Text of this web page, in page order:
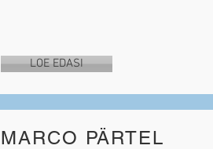
LOE EDASI
MARCO PÄRTEL